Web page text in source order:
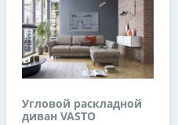
Угловой раскладной
диван VASTO